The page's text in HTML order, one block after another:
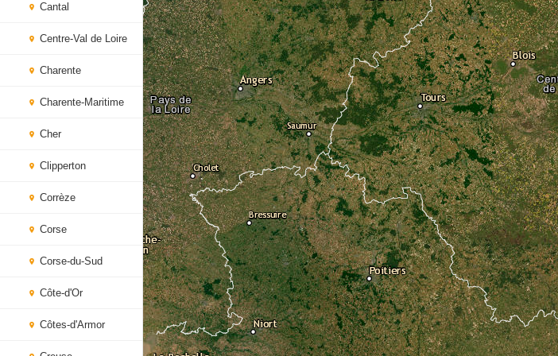
Cantal
Centre-Val de Loire
Charente
Charente-Maritime
Cher
Clipperton
Corrèze
Corse
Corse-du-Sud
Côte-d'Or
Côtes-d'Armor